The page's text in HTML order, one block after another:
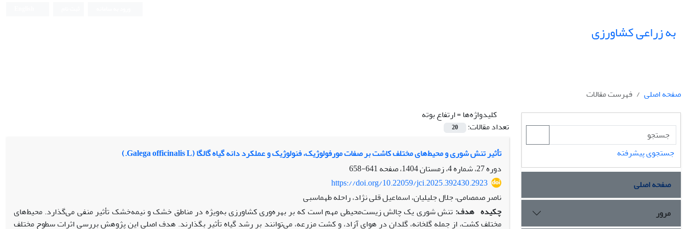
به زراعی کشاورزی
صفحه اصلی
فهرست مقالات
کلیدواژه‌ها =ارتفاع بوته
تعداد مقالات:
20
تأثیر تنش شوری و محیط‌های مختلف کاشت بر صفات مورفولوژیک، فنولوژیک و عملکرد دانه گیاه گالگا (Galega officinalis L.)
دوره 27، شماره 4، زمستان 1404، صفحه
641-658
https://doi.org/10.22059/jci.2025.392430.2923
ناصر صمصامی، جلال جلیلیان، اسماعیل قلی نژاد، راحله طهماسبی
چکیده هدف: تنش شوری یک چالش زیست‌محیطی مهم است که بر بهره‌وری کشاورزی به‌ویژه در مناطق خشک و نیمه‌خشک تأثیر منفی می‌گذارد. محیط‌­های
مختلف کشت، از جمله گلخانه، گلدان در هوای آزاد، و کشت مزرعه، می‌توانند بر رشد گیاه تأثیر بگذارند. هدف اصلی این پژوهش بررسی اثرات سطوح مختلف
جستجوی پیشرفته
صفحه اصلی
مرور